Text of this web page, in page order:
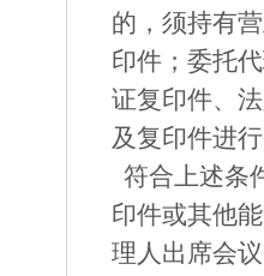
的，须持有
印件；委托
证复印件、
及复印件进
符合上述条
印件或其他
理人出席会